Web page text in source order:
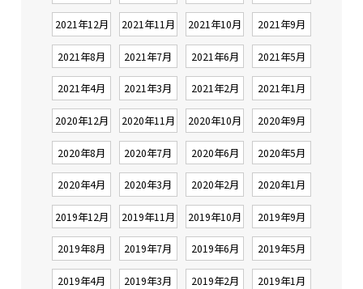
2021年12月 2021年11月 2021年10月 2021年9月
2021年8月 2021年7月 2021年6月 2021年5月
2021年4月 2021年3月 2021年2月 2021年1月
2020年12月 2020年11月 2020年10月 2020年9月
2020年8月 2020年7月 2020年6月 2020年5月
2020年4月 2020年3月 2020年2月 2020年1月
2019年12月 2019年11月 2019年10月 2019年9月
2019年8月 2019年7月 2019年6月 2019年5月
2019年4月 2019年3月 2019年2月 2019年1月